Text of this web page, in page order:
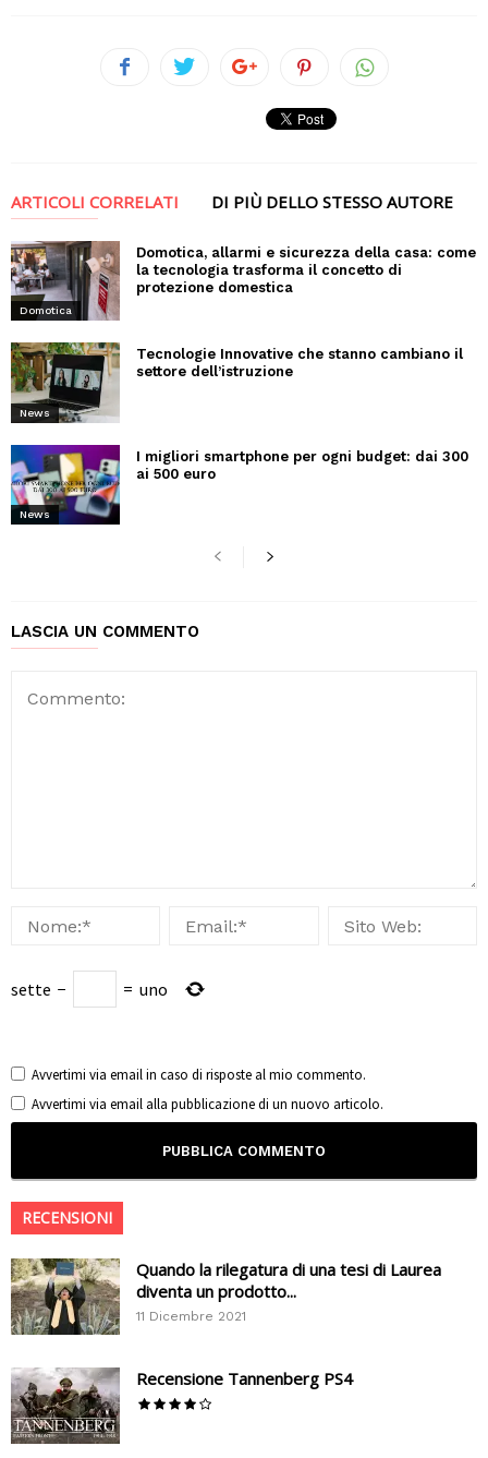
ARTICOLI CORRELATI DI PIÙ DELLO STESSO AUTORE
Domotica
Domotica, allarmi e sicurezza della casa: come
la tecnologia trasforma il concetto di
protezione domestica
News
Tecnologie Innovative che stanno cambiano il
settore dell’istruzione
News
I migliori smartphone per ogni budget: dai 300
ai 500 euro
LASCIA UN COMMENTO
sette − = uno
Avvertimi via email in caso di risposte al mio commento.
Avvertimi via email alla pubblicazione di un nuovo articolo.
RECENSIONI
Quando la rilegatura di una tesi di Laurea
diventa un prodotto...
11 Dicembre 2021
Recensione Tannenberg PS4